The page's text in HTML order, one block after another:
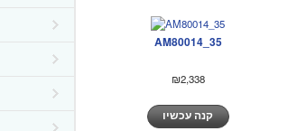
AM80014_35
₪2,338